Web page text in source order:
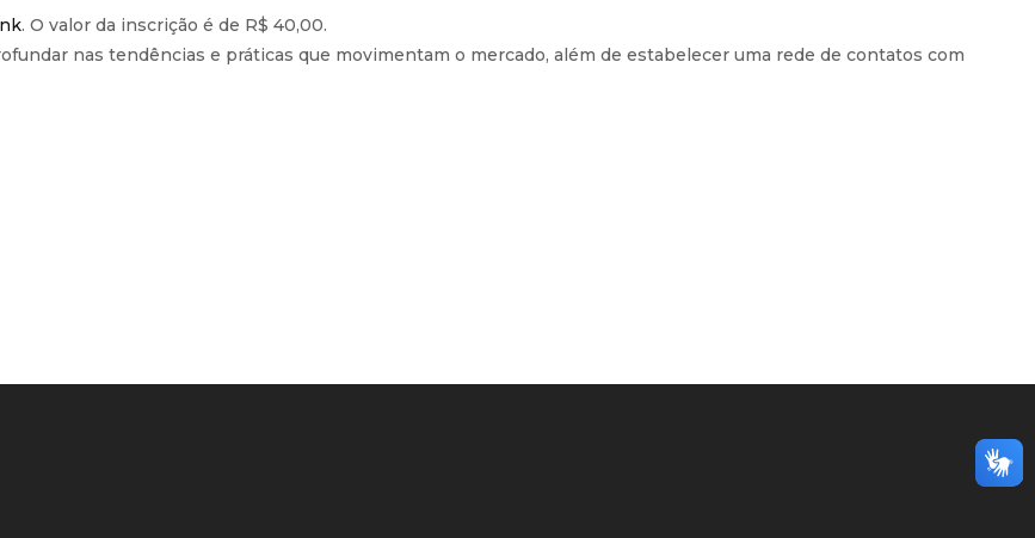
. O valor da inscrição é de R$ 40,00.
nas tendências e práticas que movimentam o mercado, além de estabelecer uma rede de contatos com